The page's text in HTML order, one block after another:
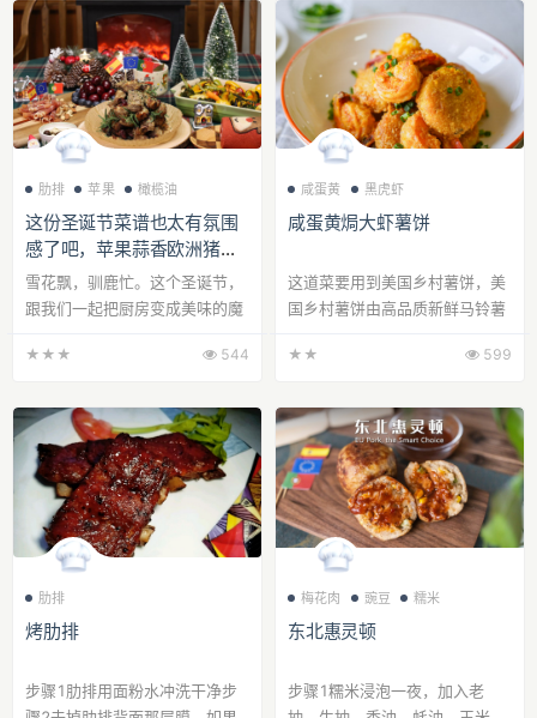
肋排 苹果 橄榄油
这份圣诞节菜谱也太有氛围
感了吧，苹果蒜香欧洲猪肋
排
雪花飘，驯鹿忙。这个圣诞节，
跟我们一起把厨房变成美味的魔
的来自西班牙...
★★★ 544
咸蛋黄 黑虎虾
咸蛋黄焗大虾薯饼
这道菜要用到美国乡村薯饼，美
国乡村薯饼由高品质新鲜马铃薯
蔬菜，提供人...
★★ 599
肋排
烤肋排
步骤1肋排用面粉水冲洗干净步
梅花肉 豌豆 糯米
东北惠灵顿
步骤1糯米浸泡一夜，加入老